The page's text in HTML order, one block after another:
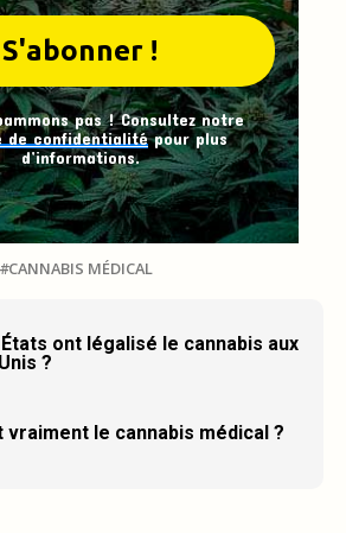
pas ! Consultez notre
de confidentialitépour plus
d’informations.
CANNABIS MÉDICAL
ont légalisé le cannabis aux
?
vraiment le cannabis médical ?